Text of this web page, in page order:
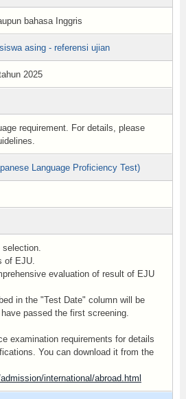
bahasa Inggris
asing - referensi ujian
2025
requirement. For details, please
Language Proficiency Test)
selection.
of EJU.
evaluation of result of EJU
in the "Test Date" column will be
passed the first screening.
examination requirements for details
You can download it from the
international/abroad.html